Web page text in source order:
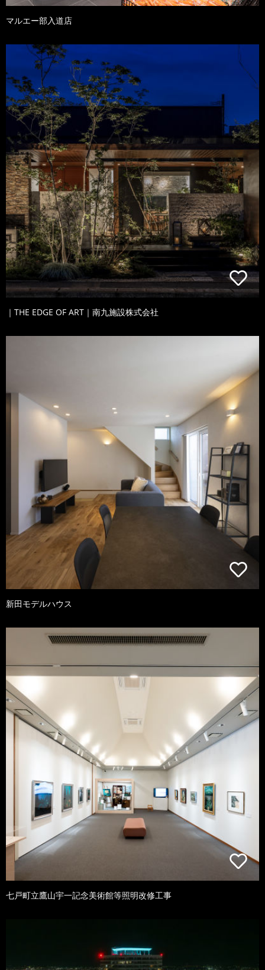
マルエー部入道店
｜THE EDGE OF ART｜南九施設株式会社
新田モデルハウス
七戸町立鷹山宇一記念美術館等照明改修工事